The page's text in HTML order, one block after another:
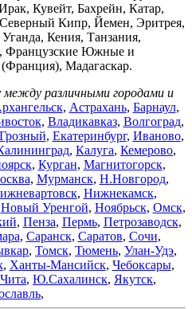
Кувейт, Бахрейн, Катар,
Кипр, Йемен, Эритрея,
Кения, Танзания,
Французские Южные и
Мадагаскар.
между различными городами и
, Астрахань, Барнаул,
, Владикавказ, Волгоград,
Грозный, Екатеринбург, Иваново,
, Калуга, Кемерово,
, Курган, Магнитогорск,
, Мурманск, Н.Новгород,
, Нижнекамск,
Новый Уренгой, Ноябрьск, Омск,
, Пенза, Пермь, Петрозаводск,
, Саранск, Саратов, Сочи,
, Томск, Тюмень, Улан-Удэ,
, Ханты-Мансийск, Чебоксары,
Чита, Ю.Сахалинск, Якутск,
,